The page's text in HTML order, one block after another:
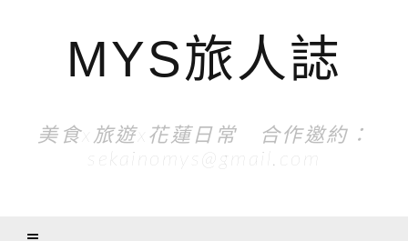
MYS旅人誌
美食x旅遊x花蓮日常 合作邀約：
sekainomys@gmail.com